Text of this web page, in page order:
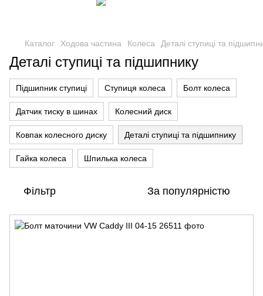
Каталог Ходова частина Колеса Деталі ступиці та
Деталі ступиці та підшипнику
Підшипник ступиці Ступиця колеса Болт колеса
Датчик тиску в шинах Колесний диск
Ковпак колесного диску Деталі ступиці та підшипнику
Гайка колеса Шпилька колеса
Фільтр За популярністю